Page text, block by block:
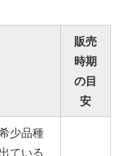
販売
時期
の目
安
少品種
ている